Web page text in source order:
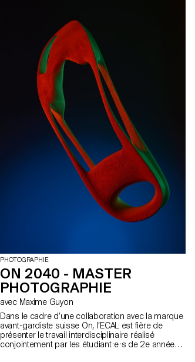
PHOTOGRAPHIE
ON 2040 - MASTER
PHOTOGRAPHIE
avec Maxime Guyon
Dans le cadre d’une collaboration avec la marque
avant-gardiste suisse On, l’ECAL est fière de
présenter le travail interdisciplinaire réalisé
conjointement par les étudiant·e·s de 2e année